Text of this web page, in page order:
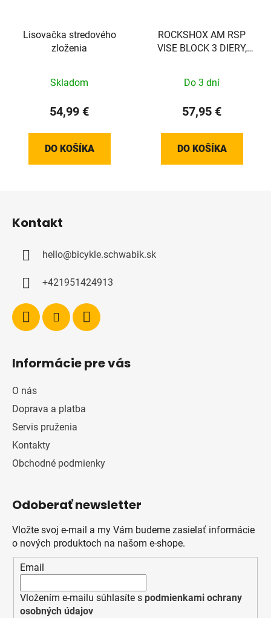
Lisovačka stredového
zloženia
Skladom
54,99 €
DO KOŠÍKA
ROCKSHOX AM RSP
VISE BLOCK 3 DIERY,
Do 3 dní
57,95 €
DO KOŠÍKA
Kontakt
hello@bicykle.schwabik.sk
+421951424913
Informácie pre vás
O nás
Doprava a platba
Servis pruženia
Kontakty
Obchodné podmienky
Odoberať newsletter
Vložte svoj e-mail a my Vám budeme zasielať informácie
o nových produktoch na našom e-shope.
Email
Vložením e-mailu súhlasíte s podmienkami ochrany
osobných údajov